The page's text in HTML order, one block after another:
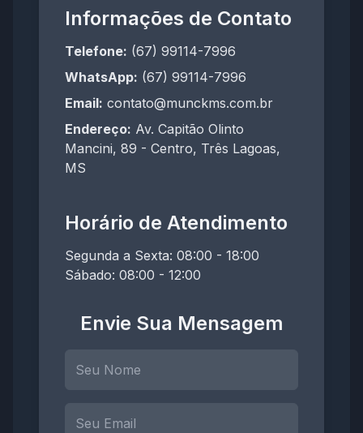
Informações de Contato
Telefone: (67) 99114-7996
WhatsApp: (67) 99114-7996
Email: contato@munckms.com.br
Endereço: Av. Capitão Olinto
Mancini, 89 - Centro, Três Lagoas,
MS
Horário de Atendimento
Segunda a Sexta: 08:00 - 18:00
Sábado: 08:00 - 12:00
Envie Sua Mensagem